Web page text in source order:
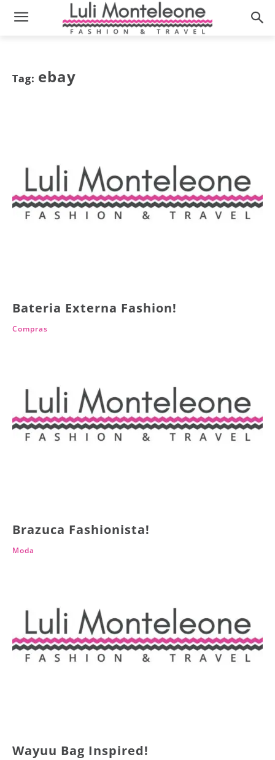
Tag: ebay
Bateria Externa Fashion!
Compras
Brazuca Fashionista!
Moda
Wayuu Bag Inspired!